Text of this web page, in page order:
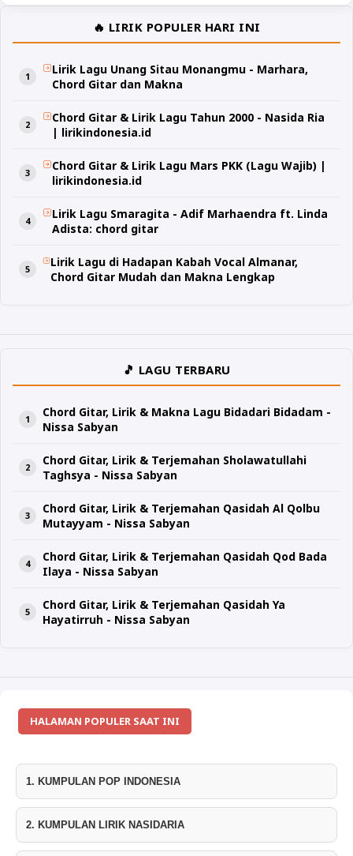
🔥 LIRIK POPULER HARI INI
Lirik Lagu Unang Sitau Monangmu - Marhara,
Chord Gitar dan Makna
Chord Gitar & Lirik Lagu Tahun 2000 - Nasida Ria
| lirikindonesia.id
Chord Gitar & Lirik Lagu Mars PKK (Lagu Wajib) |
lirikindonesia.id
Lirik Lagu Smaragita - Adif Marhaendra ft. Linda
Adista: chord gitar
Lirik Lagu di Hadapan Kabah Vocal Almanar,
Chord Gitar Mudah dan Makna Lengkap
🎵 LAGU TERBARU
Chord Gitar, Lirik & Makna Lagu Bidadari Bidadam -
Nissa Sabyan
Chord Gitar, Lirik & Terjemahan Sholawatullahi
Taghsya - Nissa Sabyan
Chord Gitar, Lirik & Terjemahan Qasidah Al Qolbu
Mutayyam - Nissa Sabyan
Chord Gitar, Lirik & Terjemahan Qasidah Qod Bada
Ilaya - Nissa Sabyan
Chord Gitar, Lirik & Terjemahan Qasidah Ya
Hayatirruh - Nissa Sabyan
HALAMAN POPULER SAAT INI
1. KUMPULAN POP INDONESIA
2. KUMPULAN LIRIK NASIDARIA